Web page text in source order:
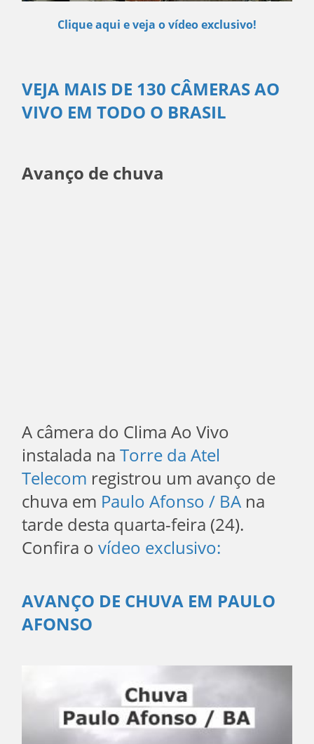
Clique aqui e veja o vídeo exclusivo!
VEJA MAIS DE 130 CÂMERAS AO
VIVO EM TODO O BRASIL
Avanço de chuva
A câmera do Clima Ao Vivo
instalada naTorre da Atel
Telecom registrou um avanço de
chuva em Paulo Afonso / BA na
tarde desta quarta-feira (24).
Confira ovídeo exclusivo:
AVANÇO DE CHUVA EM PAULO
AFONSO